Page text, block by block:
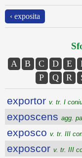
‹ exposita
A B C D E
P
Q R
exportor v. tr. I
exposcens agg.
exposco v. tr. III
exposcor v. tr. III